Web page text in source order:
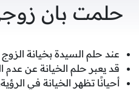
حلمت بان
عند حلم السيدة بخيانة
قد يعبر حلم الخيانة عن عدم
أحيانًا تظهر الخيانة في